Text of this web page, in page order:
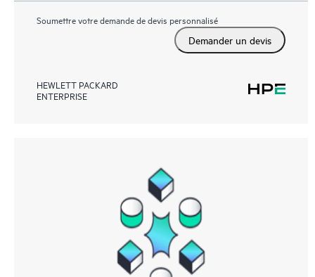
Soumettre votre demande de devis personnalisé
Demander un devis
HEWLETT PACKARD
ENTERPRISE